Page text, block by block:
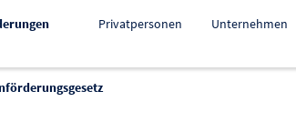
Privatpersonen Unternehmen